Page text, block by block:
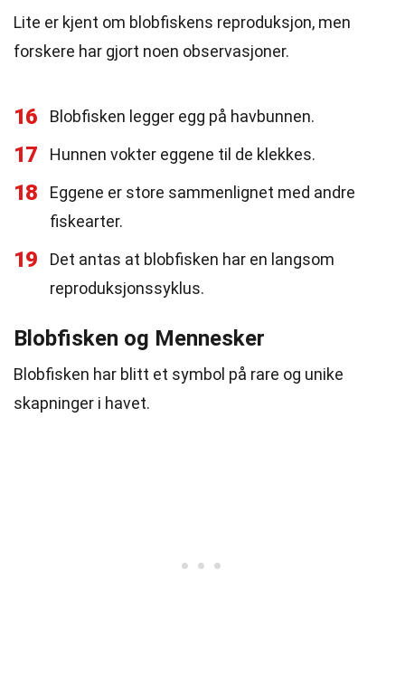
Lite er kjent om blobfiskens reproduksjon, men
forskere har gjort noen observasjoner.
16 Blobfisken legger egg på havbunnen.
17 Hunnen vokter eggene til de klekkes.
18
Eggene er store sammenlignet med andre
fiskearter.
19
Det antas at blobfisken har en langsom
reproduksjonssyklus.
Blobfisken og Mennesker
Blobfisken har blitt et symbol på rare og unike
skapninger i havet.